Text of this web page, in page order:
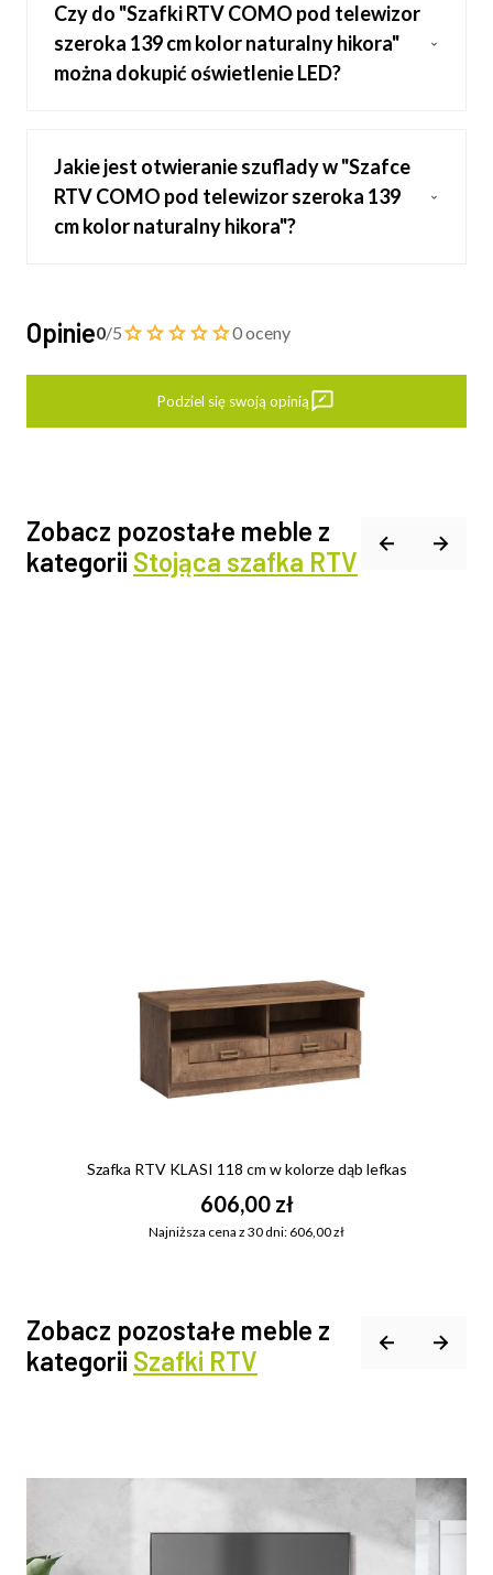
Czy do "Szafki RTV COMO pod telewizor
szeroka 139 cm kolor naturalny hikora"
można dokupić oświetlenie LED?
Jakie jest otwieranie szuflady w "Szafce
RTV COMO pod telewizor szeroka 139
cm kolor naturalny hikora"?
Opinie0/5 0 oceny
Podziel się swoją opinią
Zobacz pozostałe meble z
kategorii Stojąca szafka RTV
Szafka RTV KLASI 118 cm w kolorze dąb lefkas
606,00 zł
Najniższa cena z 30 dni: 606,00 zł
Zobacz pozostałe meble z
kategorii Szafki RTV